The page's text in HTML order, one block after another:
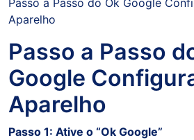
Passo a Passo do Ok Google
Aparelho
Passo a Passo
Google
Aparelho
Passo 1: Ative o “Ok Google”